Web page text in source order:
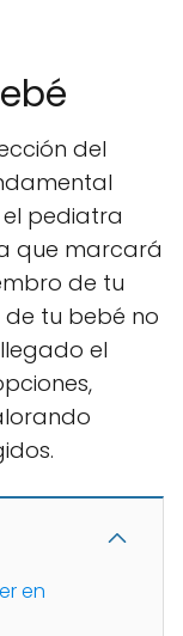
del
pediatra
que marcará
de tu
de tu bebé no
el
en